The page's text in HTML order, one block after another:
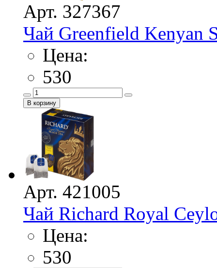
Арт. 327367
Чай Greenfield Kenyan
Цена:
530
Арт. 421005
Чай Richard Royal
Цена:
530